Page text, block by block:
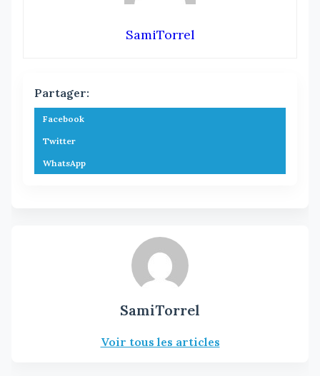
SamiTorrel
Partager:
Facebook
Twitter
WhatsApp
SamiTorrel
Voir tous les articles